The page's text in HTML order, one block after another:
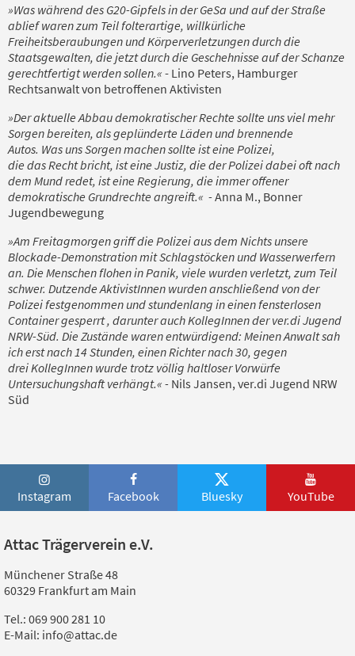
»Was während des G20-Gipfels in der GeSa und auf der Straße
ablief waren zum Teil folterartige, willkürliche
Freiheitsberaubungen und Körperverletzungen durch die
Staatsgewalten, die jetzt durch die Geschehnisse auf der Schanze
gerechtfertigt werden sollen.« - Lino Peters, Hamburger
Rechtsanwalt von betroffenen Aktivisten
»Der aktuelle Abbau demokratischer Rechte sollte uns viel mehr
Sorgen bereiten, als geplünderte Läden und brennende
Autos. Was uns Sorgen machen sollte ist eine Polizei,
die dasRechtbricht, ist eine Justiz, die der Polizei dabeioftnach
dem Mund redet, ist eine Regierung, die immer offener
demokratische Grundrechte angreift.« -Anna M., Bonner
Jugendbewegung
»Am Freitagmorgengriff die Polizei aus dem Nichts unsere
Blockade-Demonstration mit Schlagstöcken und Wasserwerfern
an. Die Menschen flohen in Panik, viele wurden verletzt, zum Teil
schwer. Dutzende AktivistInnen wurden anschließend von der
Polizei festgenommen und stundenlang in einen fensterlosen
Container gesperrt , darunter auch KollegInnen der ver.di Jugend
NRW-Süd. Die Zustände waren entwürdigend: Meinen Anwalt sah
ich erst nach 14 Stunden, einen Richter nach 30, gegen
dreiKollegInnen wurde trotz völlig haltloser Vorwürfe
Untersuchungshaft verhängt.« - Nils Jansen, ver.di Jugend NRW
Süd
Instagram Facebook Bluesky YouTube
Attac Trägerverein e.V.
Münchener Straße 48
60329 Frankfurt am Main
Tel.: 069 900 281 10
E-Mail: info@attac.de